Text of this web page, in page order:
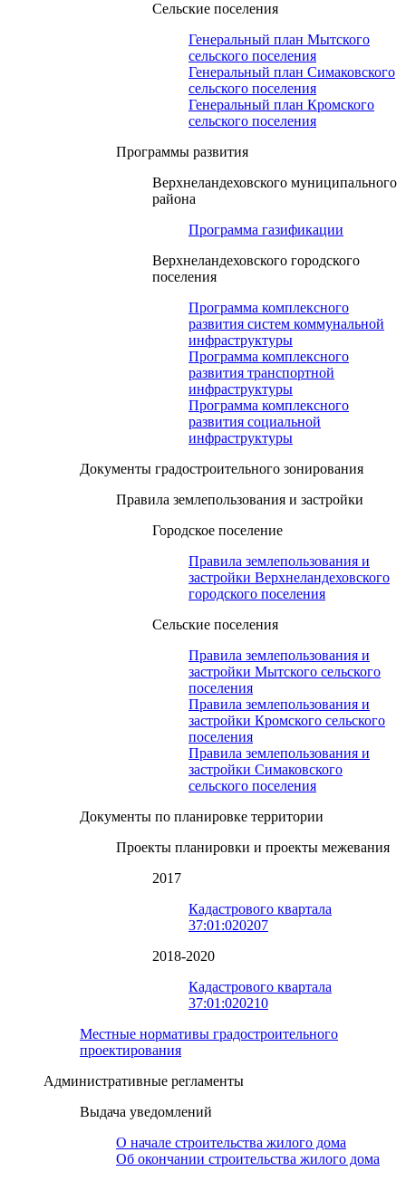
Сельские поселения
Генеральный план Мытского
сельского поселения
Генеральный план Симаковского
сельского поселения
Генеральный план Кромского
сельского поселения
Программы развития
Верхнеландеховского муниципального
района
Программа газификации
Верхнеландеховского городского
поселения
Программа комплексного
развития систем коммунальной
инфраструктуры
Программа комплексного
развития транспортной
инфраструктуры
Программа комплексного
развития социальной
инфраструктуры
Документы градостроительного зонирования
Правила землепользования и застройки
Городское поселение
Правила землепользования и
застройки Верхнеландеховского
городского поселения
Сельские поселения
Правила землепользования и
застройки Мытского сельского
поселения
Правила землепользования и
застройки Кромского сельского
поселения
Правила землепользования и
застройки Симаковского
сельского поселения
Документы по планировке территории
Проекты планировки и проекты межевания
2017
Кадастрового квартала
37:01:020207
2018-2020
Кадастрового квартала
37:01:020210
Местные нормативы градостроительного
проектирования
Административные регламенты
Выдача уведомлений
О начале строительства жилого дома
Об окончании строительства жилого дома